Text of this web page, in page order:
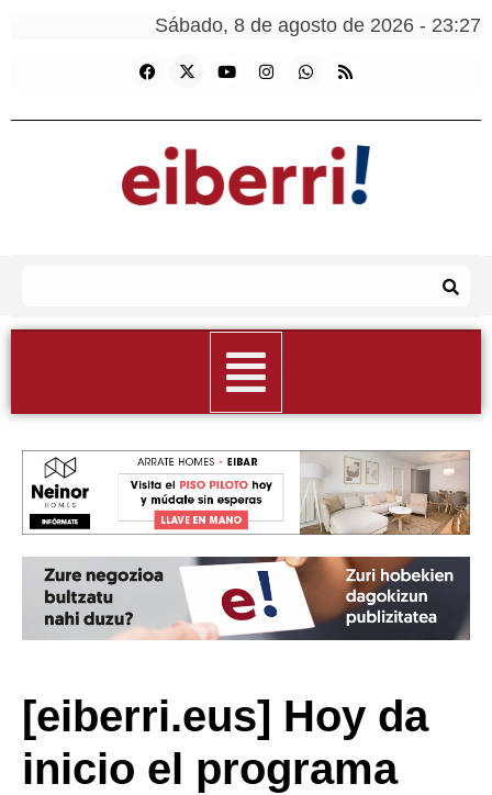
Sábado, 8 de agosto de 2026 - 23:27
[eiberri.eus] Hoy da
inicio el programa